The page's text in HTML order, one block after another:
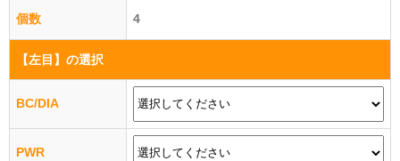
個数 4
【左目】 の選択
BC/DIA
PWR